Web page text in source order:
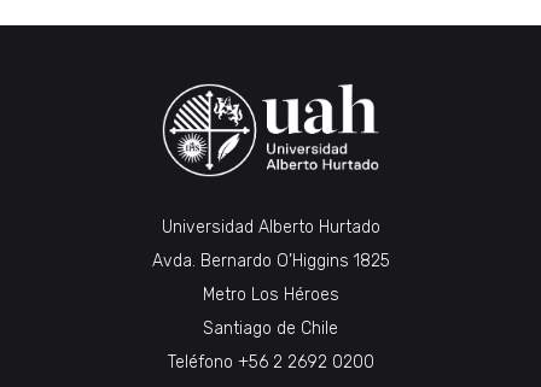
Universidad Alberto Hurtado
Avda. Bernardo O’Higgins 1825
Metro Los Héroes
Santiago de Chile
Teléfono +56 2 2692 0200